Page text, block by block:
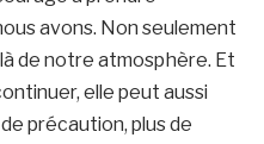
avons. Non seulement
de notre atmosphère. Et
elle peut aussi
précaution, plus de